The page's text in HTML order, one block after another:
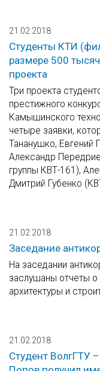
21.02.2018
Студенты КТИ
размере 500
проекта
Три проекта
престижного
Камышинского
четыре заявки,
Тананушко, Евгений
Александр
группы КВТ-161),
Дмитрий Губенко
21.02.2018
Заседание
На заседании
заслушаны отчеты о
архитектуры и
21.02.2018
Студент ВолгГТУ